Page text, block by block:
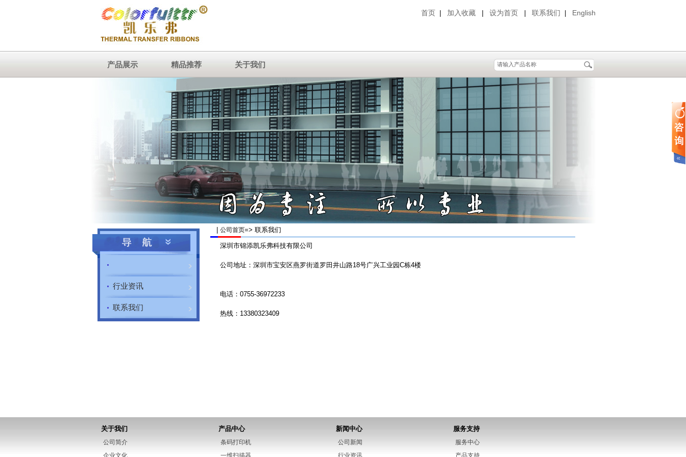
首页 加入收藏 设为首页 联系我们 English
产品展示 精品推荐 关于我们
行业资讯
联系我们
公司首页=> 联系我们
深圳市锦添凯乐弗科技有限公司
公司地址：深圳市宝安区燕罗街道罗田井山路18号广兴工业园C栋4楼
电话：0755-36972233
热线：13380323409
关于我们
公司简介
企业文化
产品中心
条码打印机
一维扫描器
新闻中心
公司新闻
行业资讯
服务支持
服务中心
产品支持